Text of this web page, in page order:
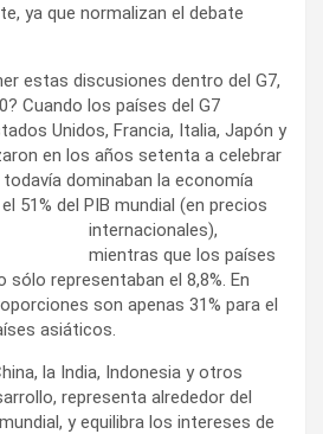
ya que normalizan el debate
estas discusiones dentro del G7,
Cuando los países del G7
Unidos, Francia, Italia, Japón y
en los años setenta a celebrar
dominaban la economía
51% del PIB mundial (en precios
internacionales),
mientras que los países
representaban el 8,8%. En
son apenas 31% para el
asiáticos.
la India, Indonesia y otros
representa alrededor del
y equilibra los intereses de